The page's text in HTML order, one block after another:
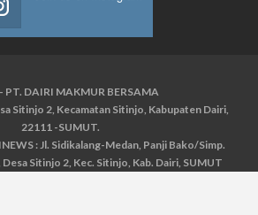
PT. DAIRI MAKMUR BERSAMA
Sitinjo 2, Kecamatan Sitinjo, Kabupaten Dairi,
22111 -SUMUT.
: Jl. Sidikalang-Medan, Panji Bako/Simp.
Sitinjo 2, Kec. Sitinjo, Kab. Dairi, SUMUT